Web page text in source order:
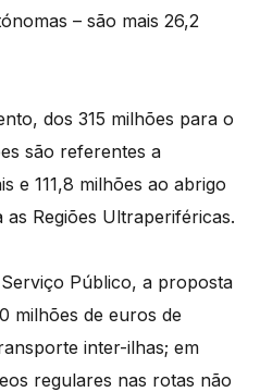
– são mais 26,2
dos 315 milhões para o
são referentes a
e 111,8 milhões ao abrigo
Regiões Ultraperiféricas.
Público, a proposta
milhões de euros de
inter-ilhas; em
regulares nas rotas não